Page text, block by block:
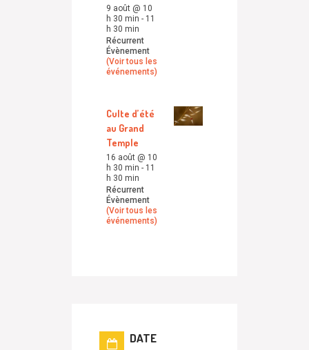
9 août @ 10
h 30 min - 11
h 30 min
Récurrent
Évènement
(Voir tous les
événements)
Culte d’été
au Grand
Temple
16 août @ 10
h 30 min - 11
h 30 min
Récurrent
Évènement
(Voir tous les
événements)
DATE